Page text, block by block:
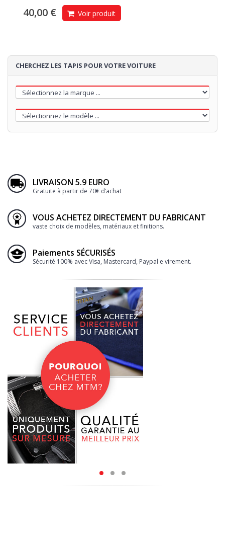
40,00 € Voir produit
CHERCHEZ LES TAPIS POUR VOTRE VOITURE
LIVRAISON 5.9 EURO
Gratuite à partir de 70€ d’achat
VOUS ACHETEZ DIRECTEMENT DU FABRICANT
vaste choix de modèles, matériaux et finitions.
Paiements SÉCURISÉS
Sécurité 100% avec Visa, Mastercard, Paypal e virement.